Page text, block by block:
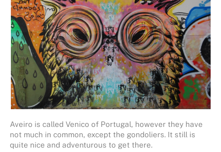
Aveiro is called Venico of Portugal, however they have
not much in common, except the gondoliers. It still is
quite nice and adventurous to get there.